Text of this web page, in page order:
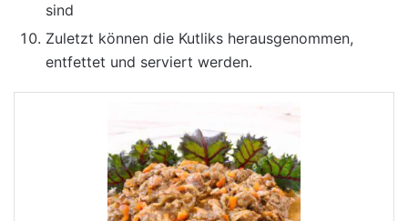
sind
Zuletzt können die Kutliks herausgenommen,
entfettet und serviert werden.